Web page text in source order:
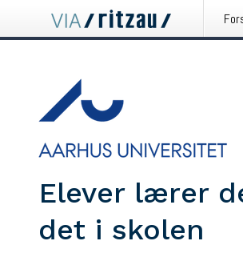
Elever lærer
det i skolen